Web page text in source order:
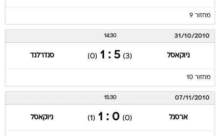
מחזור 9
31/10/2010
14:30
ניוקאסל (3)
5 : 1
(0) סנדרלנד
מחזור 10
07/11/2010
15:30
ארסנל (0)
0 : 1
(1) ניוקאסל